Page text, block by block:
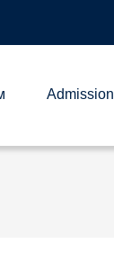
Admission